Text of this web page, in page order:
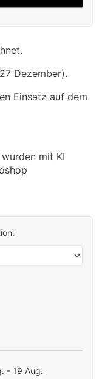
Dezember).
Einsatz auf dem
mit KI
- 19 Aug.